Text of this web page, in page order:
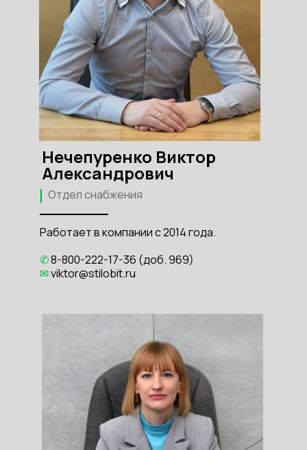
Работает в компании с 2014 года.
✆8-800-222-17-36 (доб. 969)
✉viktor@stilobit.ru
Отдел снабжения
Нечепуренко Виктор
Александрович